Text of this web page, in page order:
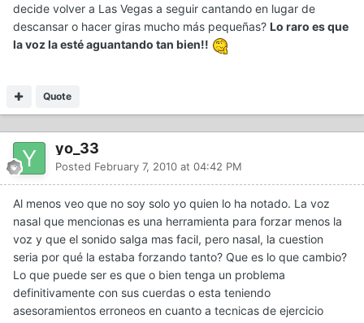
decide volver a Las Vegas a seguir cantando en lugar de
descansar o hacer giras mucho más pequeñas? Lo raro es que
la voz la esté aguantando tan bien!!
Quote
yo_33
Posted February 7, 2010 at 04:42 PM
Al menos veo que no soy solo yo quien lo ha notado. La voz
nasal que mencionas es una herramienta para forzar menos la
voz y que el sonido salga mas facil, pero nasal, la cuestion
seria por qué la estaba forzando tanto? Que es lo que cambio?
Lo que puede ser es que o bien tenga un problema
definitivamente con sus cuerdas o esta teniendo
asesoramientos erroneos en cuanto a tecnicas de ejercicio